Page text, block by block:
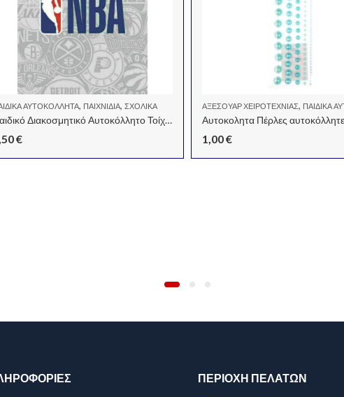
ΑΥΤΟΚΌΛΛΗΤΑ, ΠΑΙΧΝΊΔΙΑ, ΣΧΟΛΙΚΆ
Παιδικό Διακοσμητικό Αυτοκόλλητο Τοίχου NBA 80τμχ
€
ΑΞΕΣΟΥΆΡ ΧΕΙΡΟΤΕΧΝΊΑΣ, ΠΑΙΔΙΚΆ
1,00€
ΠΕΡΙΟΧΗ ΠΕΛΑΤΩΝ